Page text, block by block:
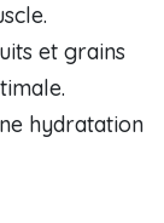
et grains
hydratation